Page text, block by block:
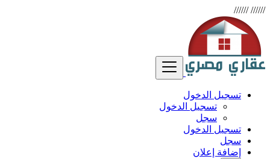
//////
//////
تسجيل الدخول
تسجيل الدخول
سجل
تسجيل الدخول
سجل
إضافة إعلان